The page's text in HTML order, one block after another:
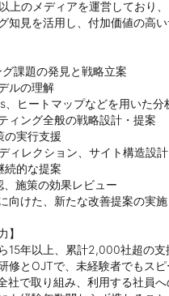
上のメディアを運営しており
知見を活用し、付加価値の高
グ課題の発見と戦略立案
ルの理解
、ヒートマップなどを用いた分
ィング全般の戦略設計・提案
の実行支援
ィレクション、サイト構造設
続的な提案
、施策の効果レビュー
向けた、新たな改善提案の実施
】
15年以上、累計2,000社超の
修とOJTで、未経験者でもス
社で取り組み、利用する社員